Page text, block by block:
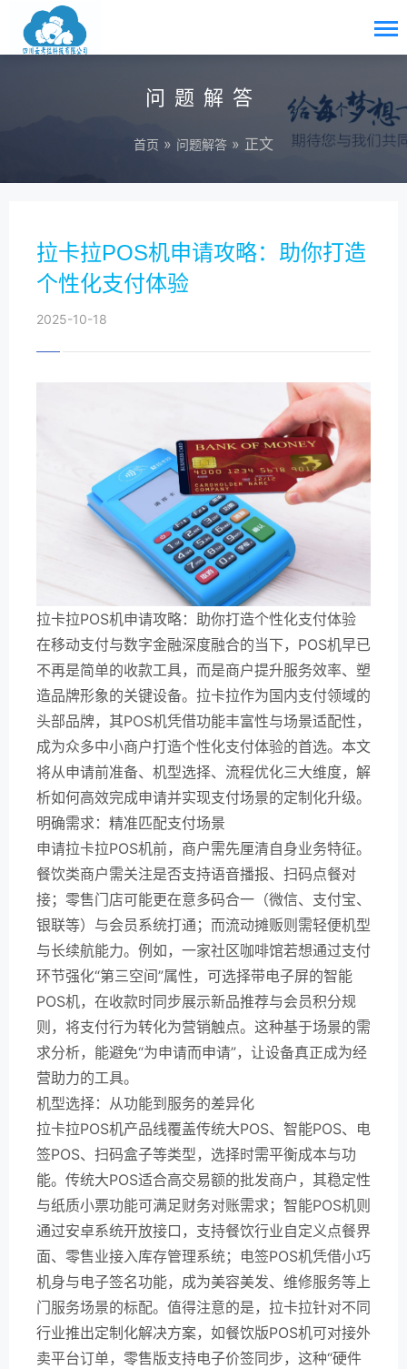
问题解答
首页 » 问题解答 » 正文
拉卡拉POS机申请攻略：助你打造
个性化支付体验
2025-10-18
拉卡拉POS机申请攻略：助你打造个性化支付体验
在移动支付与数字金融深度融合的当下，POS机早已
不再是简单的收款工具，而是商户提升服务效率、塑
造品牌形象的关键设备。拉卡拉作为国内支付领域的
头部品牌，其POS机凭借功能丰富性与场景适配性，
成为众多中小商户打造个性化支付体验的首选。本文
将从申请前准备、机型选择、流程优化三大维度，解
析如何高效完成申请并实现支付场景的定制化升级。
明确需求：精准匹配支付场景
申请拉卡拉POS机前，商户需先厘清自身业务特征。
餐饮类商户需关注是否支持语音播报、扫码点餐对
接；零售门店可能更在意多码合一（微信、支付宝、
银联等）与会员系统打通；而流动摊贩则需轻便机型
与长续航能力。例如，一家社区咖啡馆若想通过支付
环节强化“第三空间”属性，可选择带电子屏的智能
POS机，在收款时同步展示新品推荐与会员积分规
则，将支付行为转化为营销触点。这种基于场景的需
求分析，能避免“为申请而申请”，让设备真正成为经
营助力的工具。
机型选择：从功能到服务的差异化
拉卡拉POS机产品线覆盖传统大POS、智能POS、电
签POS、扫码盒子等类型，选择时需平衡成本与功
能。传统大POS适合高交易额的批发商户，其稳定性
与纸质小票功能可满足财务对账需求；智能POS机则
通过安卓系统开放接口，支持餐饮行业自定义点餐界
面、零售业接入库存管理系统；电签POS机凭借小巧
机身与电子签名功能，成为美容美发、维修服务等上
门服务场景的标配。值得注意的是，拉卡拉针对不同
行业推出定制化解决方案，如餐饮版POS机可对接外
卖平台订单，零售版支持电子价签同步，这种“硬件